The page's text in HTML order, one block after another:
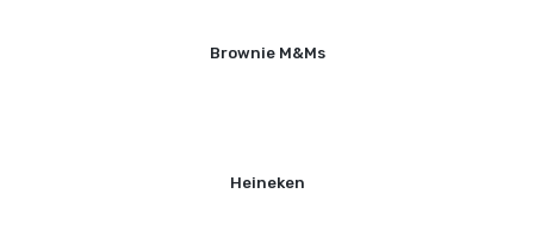
Brownie M&Ms
Heineken